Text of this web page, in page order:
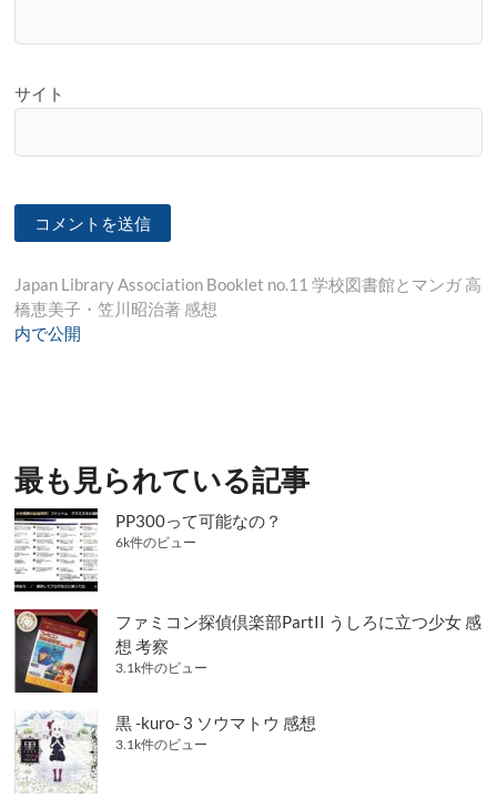
サイト
投
稿
ー
シ
ョ
ン
Japan Library Association Booklet no.11 学校図書館とマンガ 高
橋恵美子・笠川昭治著 感想
内で公開
最も見られている記事
PP300って可能なの？
6k件のビュー
ファミコン探偵倶楽部PartII うしろに立つ少女 感
想 考察
3.1k件のビュー
黒 -kuro- 3 ソウマトウ 感想
3.1k件のビュー